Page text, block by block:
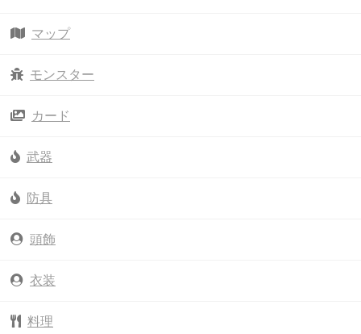
マップ
モンスター
カード
武器
防具
頭飾
衣装
料理